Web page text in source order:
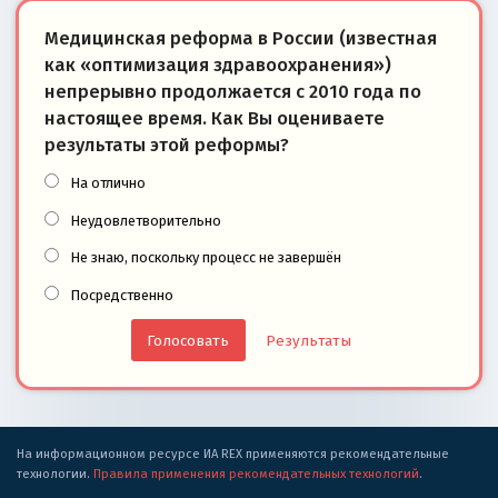
Медицинская реформа в России (известная
как «оптимизация здравоохранения»)
непрерывно продолжается с 2010 года по
настоящее время. Как Вы оцениваете
результаты этой реформы?
На отлично
Неудовлетворительно
Не знаю, поскольку процесс не завершён
Посредственно
Результаты
На информационном ресурсе ИА REX применяются рекомендательные
технологии. Правила применения рекомендательных технологий.